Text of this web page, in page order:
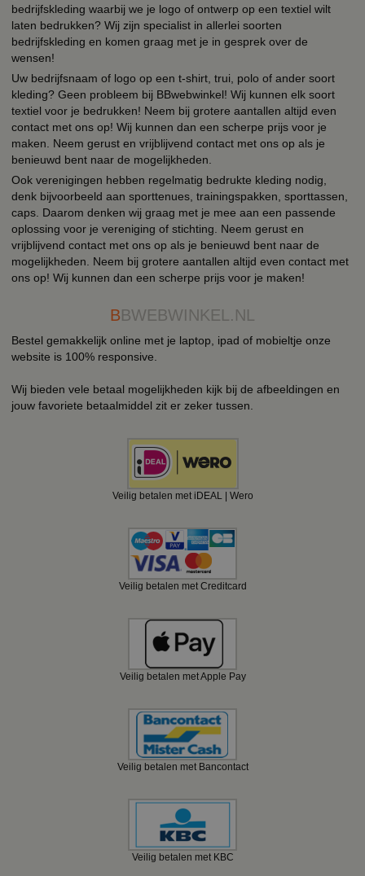
bedrijfskleding waarbij we je logo of ontwerp op een textiel wilt
laten bedrukken? Wij zijn specialist in allerlei soorten
bedrijfskleding en komen graag met je in gesprek over de
wensen!
Uw bedrijfsnaam of logo op een t-shirt, trui, polo of ander soort
kleding? Geen probleem bij BBwebwinkel! Wij kunnen elk soort
textiel voor je bedrukken! Neem bij grotere aantallen altijd even
contact met ons op! Wij kunnen dan een scherpe prijs voor je
maken. Neem gerust en vrijblijvend contact met ons op als je
benieuwd bent naar de mogelijkheden.
Ook verenigingen hebben regelmatig bedrukte kleding nodig,
denk bijvoorbeeld aan sporttenues, trainingspakken, sporttassen,
caps. Daarom denken wij graag met je mee aan een passende
oplossing voor je vereniging of stichting. Neem gerust en
vrijblijvend contact met ons op als je benieuwd bent naar de
mogelijkheden. Neem bij grotere aantallen altijd even contact met
ons op! Wij kunnen dan een scherpe prijs voor je maken!
BBWEBWINKEL.NL
Bestel gemakkelijk online met je laptop, ipad of mobieltje onze
website is 100% responsive.
Wij bieden vele betaal mogelijkheden kijk bij de afbeeldingen en
jouw favoriete betaalmiddel zit er zeker tussen.
Veilig betalen met iDEAL | Wero
Veilig betalen met Creditcard
Veilig betalen met Apple Pay
Veilig betalen met Bancontact
Veilig betalen met KBC